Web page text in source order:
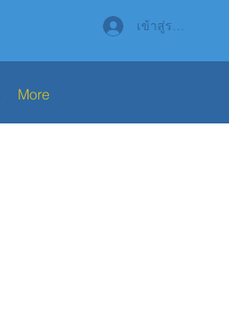
เข้าสู่ระบบ
More